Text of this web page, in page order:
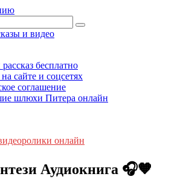
бесплатно
сайте и соцсетях
соглашение
шлюхи Питера онлайн
онлайн
Аудиокнига 🎧🧡